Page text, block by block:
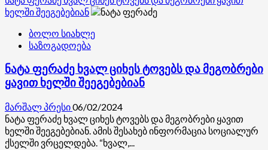
კი
დასახელდა
ქართული
LGBT
ორგანიზაციებისგან
მიღებული
საჩივრების
სიმრავლე
about
ღამის
კლუბი
“ბასიანი”
გოგონას
გარდაცვალებასთან
დაკავშირებით
გავრცელებულ
ინფორმაციაზე
განცხადებას
ავრცელებს
ხელში შეეგებებიან
ბოლო სიახლე
საზოგადოება
ნატა ფერაძე ხვალ ციხეს ტოვებს და მეგობრები
ყავით ხელში შეეგებებიან
მარშალ პრესი06/02/2024
ნატა ფერაძე ხვალ ციხეს ტოვებს და მეგობრები ყავით
ხელში შეეგებებიან. ამის შესახებ ინფორმაცია სოციალურ
ქსელში ვრცელდება. “ხვალ,...